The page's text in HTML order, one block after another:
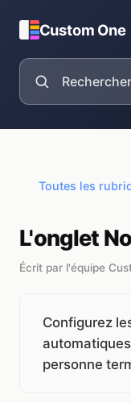
Custom One
Toutes les
L'onglet
Écrit par l'équipe
Configurez
personne